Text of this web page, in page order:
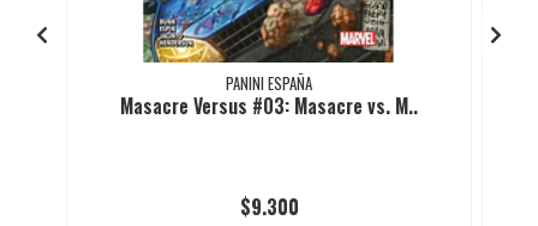
PANINI ESPAÑA
Masacre Versus #03: Masacre vs. M..
$9.300